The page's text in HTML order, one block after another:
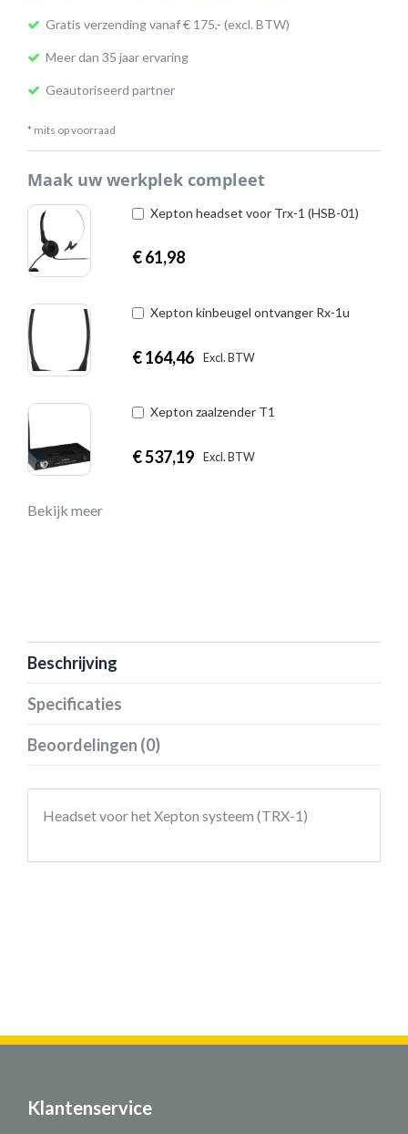
Maak uw werkplek compleet
Xepton headset voor Trx-1 (HSB-01)
€61,98
Xepton kinbeugel ontvanger Rx-1u
€164,46 Excl. BTW
Xepton zaalzender T1
€537,19 Excl. BTW
Bekijk meer
Gratis verzending vanaf € 175,- (excl. BTW)
Meer dan 35 jaar ervaring
Geautoriseerd partner
* mits op voorraad
Beschrijving
Specificaties
Beoordelingen (0)
Headset voor het Xepton systeem (TRX-1)
Klantenservice